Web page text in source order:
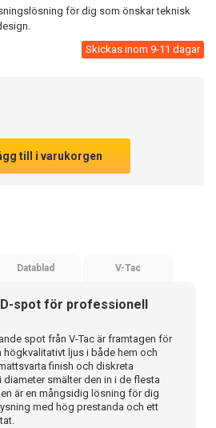
för dig som önskar teknisk
Skickas inom 9-11 dagar
till i varukorgen
Datablad V-Tac
spot för professionell
spot från V-Tac är framtagen för
ljus i både hem och
finish och diskreta
smälter den in i de flesta
är en mångsidig lösning för dig
med hög prestanda och ett